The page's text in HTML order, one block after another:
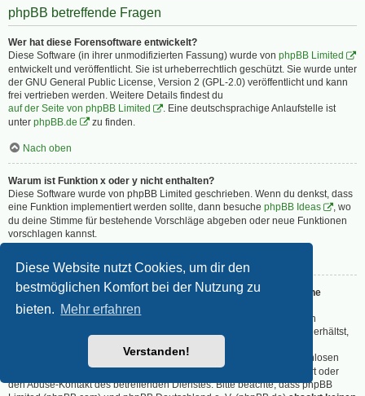
Diese Website nutzt Cookies, um dir den
bestmöglichen Komfort bei der Nutzung zu
bieten. Mehr erfahren
Verstanden!
phpBB betreffende Fragen
Wer hat diese Forensoftware entwickelt?
Diese Software (in ihrer unmodifizierten Fassung) wurde von phpBB Limited
entwickelt und veröffentlicht. Sie ist urheberrechtlich geschützt. Sie wurde unter
der GNU General Public License, Version 2 (GPL-2.0) veröffentlicht und kann
frei vertrieben werden. Weitere Details findest du
auf der Seite von phpBB Limited
. Eine deutschsprachige Anlaufstelle ist
unter phpBB.de zu finden.
Nach oben
Warum ist Funktion x oder y nicht enthalten?
Diese Software wurde von phpBB Limited geschrieben. Wenn du denkst, dass
eine Funktion implementiert werden sollte, dann besuche phpBB Ideas
, wo
du deine Stimme für bestehende Vorschläge abgeben oder neue Funktionen
vorschlagen kannst.
Nach oben
An wen soll ich mich wenden, falls es Beschwerden oder juristische
Anfragen zu diesem Forum gibt?
Jeder Administrator, der auf der „Das Team“-Seite aufgeführt ist, ist ein
geeigneter Kontakt für deine Beschwerde. Wenn du so keine Antwort erhältst,
solltest du den Besitzer der Domain kontaktieren (führe dazu eine
durch) oder — falls diese Seite bei einem kostenlosen
Webhoster wie z. B. Yahoo!, free.fr, funpic.de usw. liegt — den Support oder
den Abuse-Kontakt des betreffenden Dienstes. Bitte beachte, dass phpBB